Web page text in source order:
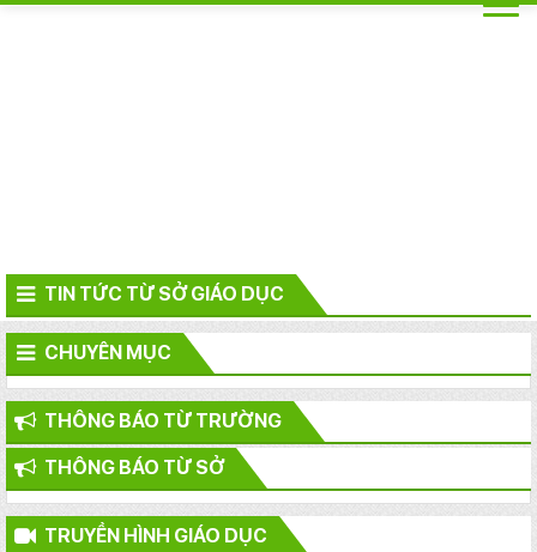
TIN TỨC TỪ SỞ GIÁO DỤC
CHUYÊN MỤC
THÔNG BÁO TỪ TRƯỜNG
THÔNG BÁO TỪ SỞ
TRUYỀN HÌNH GIÁO DỤC